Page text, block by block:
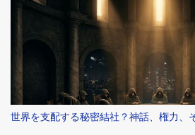
的偉業の一つとして今もなお語り継が
頃、ファラオ・クフの治世中に建造され
初は高さ約146メートル（481フィート）
構成されていました。 しかし、何世紀
らず、世界中の人々を魅了し続ける疑問
体なぜ建てられたのか？ 答えは単純に
んどのエジプト学者は、ピラミッドは強
大な墓として機能したという点で意見が
世界を支配する秘密結社？神話、権力、